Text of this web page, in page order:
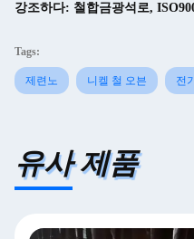
강조하다: 철합금광석로,
Tags:
제련노 니켈 철 오븐 전
유사 제품